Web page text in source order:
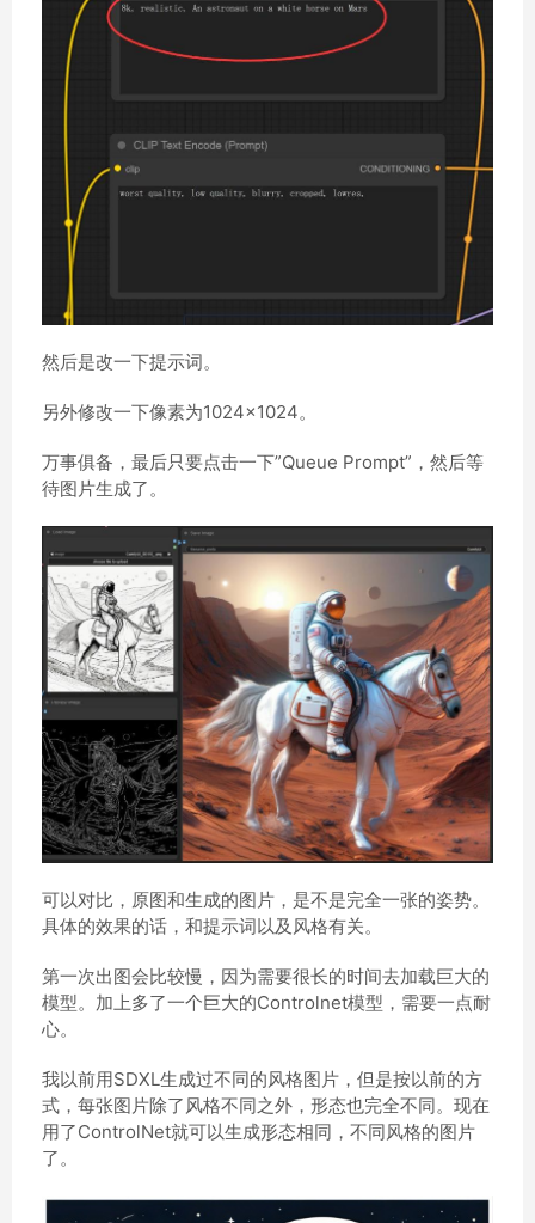
然后是改一下提示词。
另外修改一下像素为1024×1024。
万事俱备，最后只要点击一下”Queue Prompt”，然后等
待图片生成了。
可以对比，原图和生成的图片，是不是完全一张的姿势。
具体的效果的话，和提示词以及风格有关。
第一次出图会比较慢，因为需要很长的时间去加载巨大的
模型。加上多了一个巨大的Controlnet模型，需要一点耐
心。
我以前用SDXL生成过不同的风格图片，但是按以前的方
式，每张图片除了风格不同之外，形态也完全不同。现在
用了ControlNet就可以生成形态相同，不同风格的图片
了。